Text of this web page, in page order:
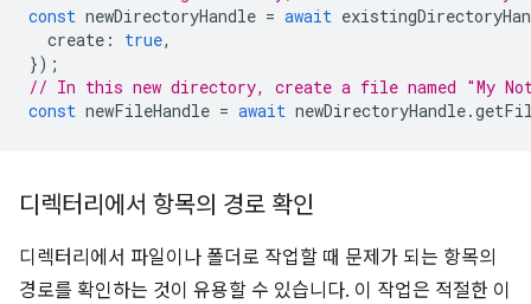
const newDirectoryHandle = await
create : true,
});
// In this new directory, create a file named "My
const newFileHandle = await newDirectoryHandle.
디렉터리에서 항목의 경로 확인
디렉터리에서 파일이나 폴더로 작업할 때 문제가 되는 항목의
경로를 확인하는 것이 유용할 수 있습니다. 이 작업은 적절한 이